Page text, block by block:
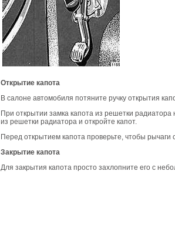
Открытие капота
В салоне автомобиля потяните ручку открытия
При открытии замка капота из решетки радиатора
из решетки радиатора и откройте капот.
Перед открытием капота проверьте, чтобы
Закрытие капота
Для закрытия капота просто захлопните его с